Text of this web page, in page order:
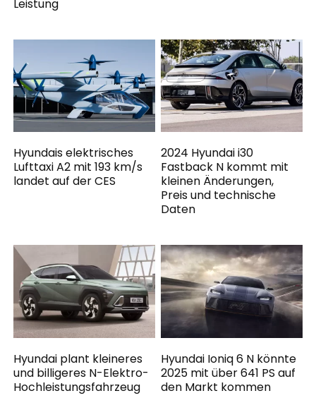
Leistung
Hyundais elektrisches
Lufttaxi A2 mit 193 km/s
landet auf der CES
2024 Hyundai i30
Fastback N kommt mit
kleinen Änderungen,
Preis und technische
Daten
Hyundai plant kleineres
und billigeres N-Elektro-
Hochleistungsfahrzeug
Hyundai Ioniq 6 N könnte
2025 mit über 641 PS auf
den Markt kommen